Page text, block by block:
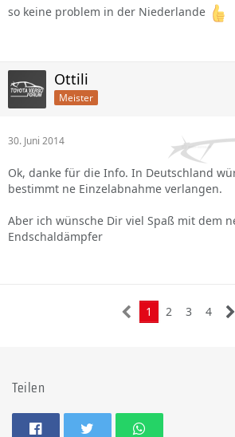
so keine problem in der Niederlande
Ottili
Meister
30. Juni 2014
Ok, danke für die Info. In Deutschland
bestimmt ne Einzelabnahme verlangen.
Aber ich wünsche Dir viel Spaß mit dem
Endschaldämpfer
1 2 3 4
Teilen